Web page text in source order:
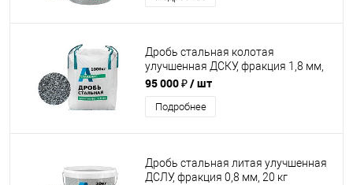
Дробь стальная колотая
улучшенная ДСКУ, фракция 1,8 мм,
1000 кг
95 000 ₽/ шт
Подробнее
Дробь стальная литая улучшенная
ДСЛУ, фракция 0,8 мм, 20 кг